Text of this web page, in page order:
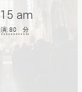
am
演: 80 分